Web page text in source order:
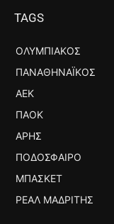
TAGS
ΟΛΥΜΠΙΑΚΌΣ
ΠΑΝΑΘΗΝΑΪΚΌΣ
ΑΕΚ
ΠΑΟΚ
ΆΡΗΣ
ΠΟΔΌΣΦΑΙΡΟ
ΜΠΆΣΚΕΤ
ΡΕΆΛ ΜΑΔΡΊΤΗΣ